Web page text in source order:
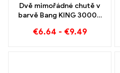
Dvě mimořádné chutě v
barvě Bang KING 30000
Malina Smíšené und
€6.64 - €9.49